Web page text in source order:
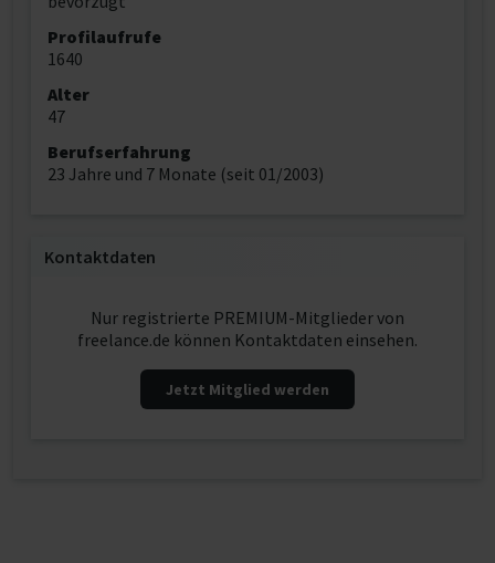
Profilaufrufe
1640
Alter
47
Berufserfahrung
23 Jahre und 7 Monate (seit 01/2003)
Kontaktdaten
Nur registrierte PREMIUM-Mitglieder von
freelance.de können Kontaktdaten einsehen.
Jetzt Mitglied werden